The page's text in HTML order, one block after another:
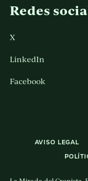
Redes
X
LinkedIn
Facebook
AVISO LEGAL